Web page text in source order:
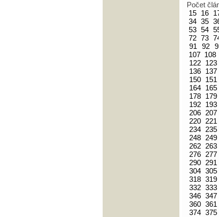
Počet
15 16
34 35
53 54
72 73
91
92
107 108
122
123
136
137
150
151
164
165
178
179
192
193
206 207
220
221
234
235
248
249
262
263
276
277
290
291
304 305
318 319
332 333
346 347
360 361
374 375